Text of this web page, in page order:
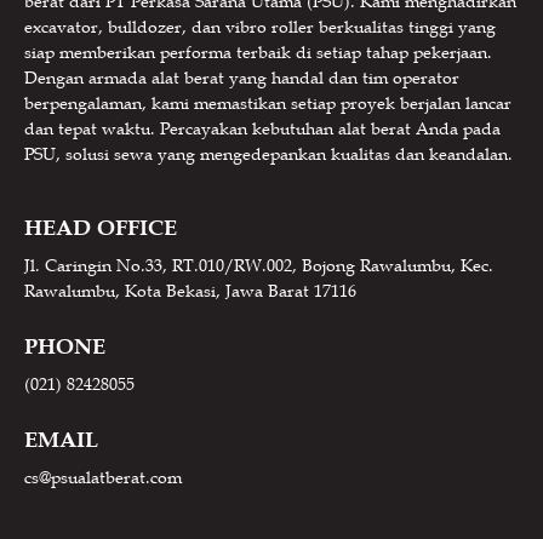
excavator, bulldozer, dan vibro roller berkualitas tinggi yang
siap memberikan performa terbaik di setiap tahap pekerjaan.
Dengan armada alat berat yang handal dan tim operator
berpengalaman, kami memastikan setiap proyek berjalan lancar
dan tepat waktu. Percayakan kebutuhan alat berat Anda pada
PSU, solusi sewa yang mengedepankan kualitas dan keandalan.
HEAD OFFICE
Jl. Caringin No.33, RT.010/RW.002, Bojong Rawalumbu, Kec.
Rawalumbu, Kota Bekasi, Jawa Barat 17116
PHONE
(021) 82428055
EMAIL
cs@psualatberat.com